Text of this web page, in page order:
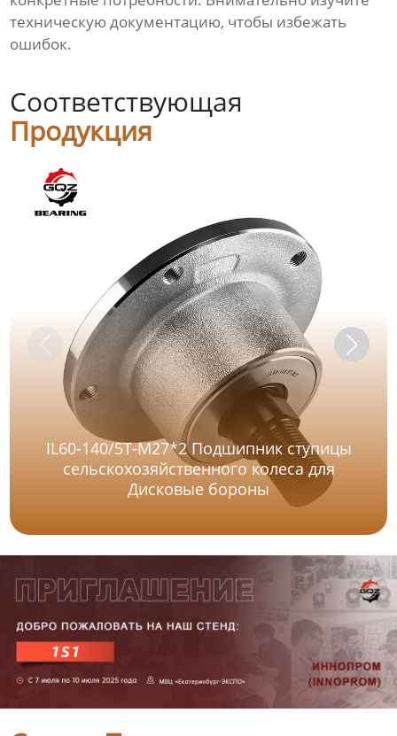
техническую документацию, чтобы избежать
ошибок.
Соответствующая
Продукция
IL60-140/5T-M27*2 Подшипник ступицы
сельскохозяйственного колеса для
Дисковые бороны